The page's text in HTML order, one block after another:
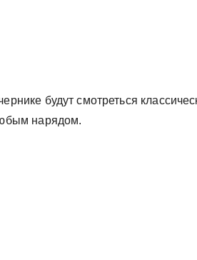
будут смотреться
нарядом.